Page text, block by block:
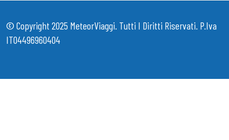
© Copyright 2025 MeteorViaggi. Tutti I Diritti Riservati. P.iva
IT04496960404